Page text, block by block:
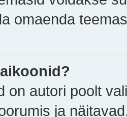
omaenda
on autori poolt
ja